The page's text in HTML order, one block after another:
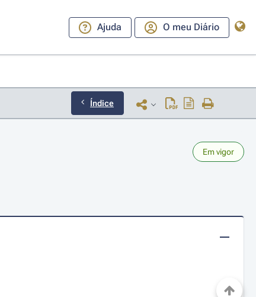
Ajuda O meu Diário
Índice
Em vigor